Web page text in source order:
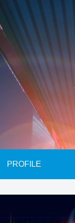
PROFILE